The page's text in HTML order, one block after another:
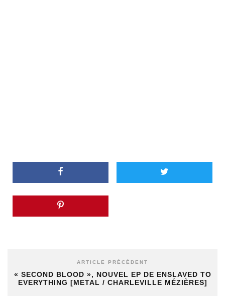
ARTICLE PRÉCÉDENT
« SECOND BLOOD », NOUVEL EP DE ENSLAVED TO
EVERYTHING [METAL / CHARLEVILLE MÉZIÈRES]